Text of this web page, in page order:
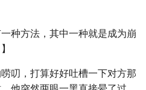
种方法，其中一种就是成为崩
叨，打算好好吐槽一下对方那